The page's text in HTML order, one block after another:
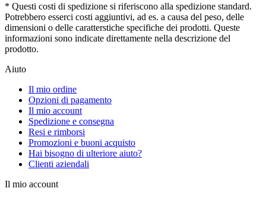
* Questi costi di spedizione si riferiscono alla spedizione standard.
Potrebbero esserci costi aggiuntivi, ad es. a causa del peso, delle
dimensioni o delle caratterstiche specifiche dei prodotti. Queste
informazioni sono indicate direttamente nella descrizione del
prodotto.
Aiuto
Il mio ordine
Opzioni di pagamento
Il mio account
Spedizione e consegna
Resi e rimborsi
Promozioni e buoni acquisto
Hai bisogno di ulteriore aiuto?
Clienti aziendali
Il mio account